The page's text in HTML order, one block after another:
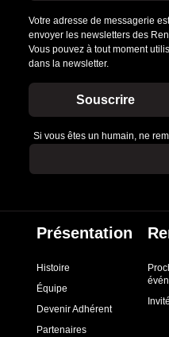
Votre adresse de messagerie
envoyer les newsletters des
Vous pouvez à tout moment
dans la newsletter.
Souscrire
Si vous êtes un humain, ne
Présentation
Histoire
Équipe
Devenir Adhérent
Partenaires